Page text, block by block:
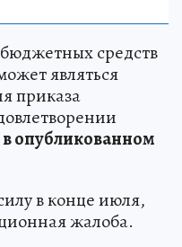
средств
являться
приказа
в опубликованном
в конце июля,
жалоба.